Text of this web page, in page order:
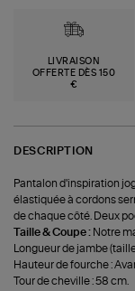
LIVRAISON
OFFERTE DÈS 150
€
DESCRIPTION
Pantalon d'inspiration
élastiquée à cordons
de chaque côté. Deux
Taille & Coupe : Notre
Longueur de jambe
Hauteur de fourche :
Tour de cheville : 58 cm.